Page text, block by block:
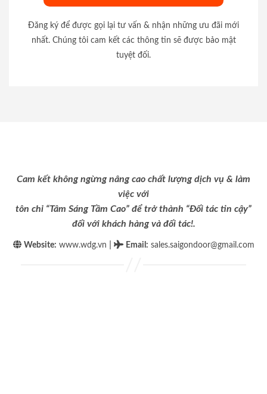
Đăng ký để được gọi lại tư vấn & nhận những ưu đãi mới
nhất. Chúng tôi cam kết các thông tin sẽ được bảo mật
tuyệt đối.
Cam kết không ngừng nâng cao chất lượng dịch vụ & làm
việc với
tôn chỉ “Tâm Sáng Tầm Cao” để trở thành “Đối tác tin cậy”
đối với khách hàng và đối tác!.
Website: www.wdg.vn Email : sales.saigondoor@gmail.com